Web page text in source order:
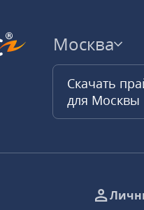
Москва
Скачать
для Москвы